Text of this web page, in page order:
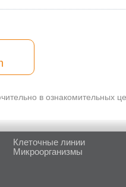
в ознакомительных
Клеточные линии
Микроорганизмы